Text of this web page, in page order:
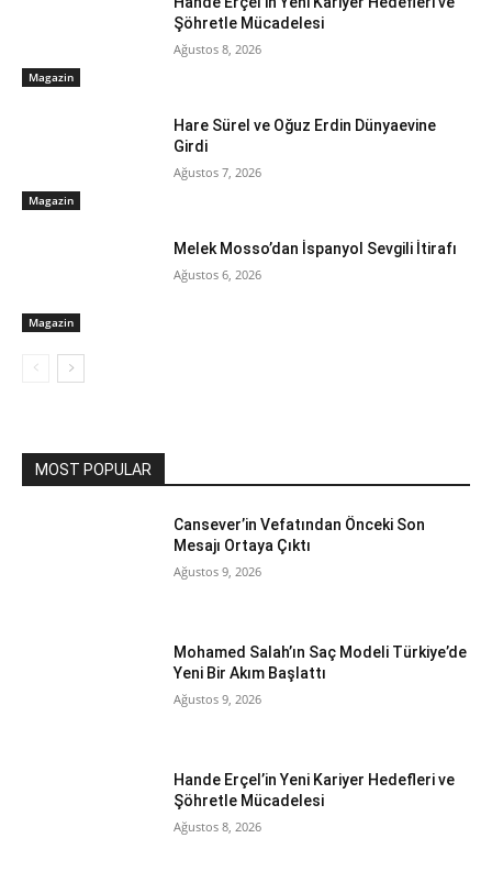
Magazin
Şöhretle Mücadelesi
Ağustos 8, 2026
Magazin
Hare Sürel ve Oğuz Erdin Dünyaevine
Girdi
Ağustos 7, 2026
Magazin
Melek Mosso’dan İspanyol Sevgili İtirafı
Ağustos 6, 2026
MOST POPULAR
Cansever’in Vefatından Önceki Son
Mesajı Ortaya Çıktı
Ağustos 9, 2026
Mohamed Salah’ın Saç Modeli Türkiye’de
Yeni Bir Akım Başlattı
Ağustos 9, 2026
Hande Erçel’in Yeni Kariyer Hedefleri ve
Şöhretle Mücadelesi
Ağustos 8, 2026